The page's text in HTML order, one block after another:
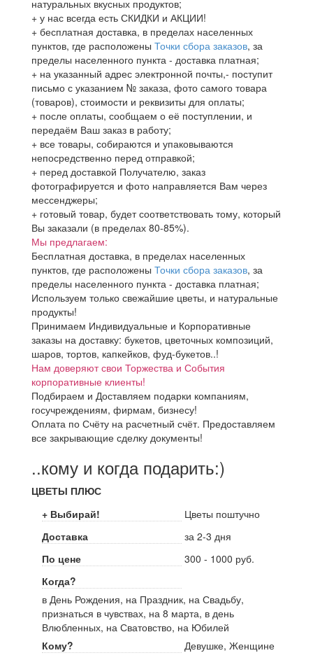
натуральных вкусных продуктов;
+ у нас всегда есть СКИДКИ и АКЦИИ!
+ бесплатная доставка, в пределах населенных
пунктов, где расположены Точки сбора заказов, за
пределы населенного пункта - доставка платная;
+ на указанный адрес электронной почты,- поступит
письмо с указанием № заказа, фото самого товара
(товаров), стоимости и реквизиты для оплаты;
+ после оплаты, сообщаем о её поступлении, и
передаём Ваш заказ в работу;
+ все товары, собираются и упаковываются
непосредственно перед отправкой;
+ перед доставкой Получателю, заказ
фотографируется и фото направляется Вам через
мессенджеры;
+ готовый товар, будет соответствовать тому, который
Вы заказали (в пределах 80-85%).
Мы предлагаем:
Бесплатная доставка, в пределах населенных
пунктов, где расположены Точки сбора заказов, за
пределы населенного пункта - доставка платная;
Используем только свежайшие цветы, и натуральные
продукты!
Принимаем Индивидуальные и Корпоративные
заказы на доставку: букетов, цветочных композиций,
шаров, тортов, капкейков, фуд-букетов..!
Нам доверяют свои Торжества и События
корпоративные клиенты!
Подбираем и Доставляем подарки компаниям,
госучреждениям, фирмам, бизнесу!
Оплата по Счёту на расчетный счёт. Предоставляем
все закрывающие сделку документы!
..кому и когда подарить:)
ЦВЕТЫ ПЛЮС
+ Выбирай!
Цветы поштучно
Доставка
за 2-3 дня
По цене
300 - 1000 руб.
Когда?
в День Рождения, на Праздник, на Свадьбу,
признаться в чувствах, на 8 марта, в день
Влюбленных, на Сватовство, на Юбилей
Кому?
Девушке, Женщине